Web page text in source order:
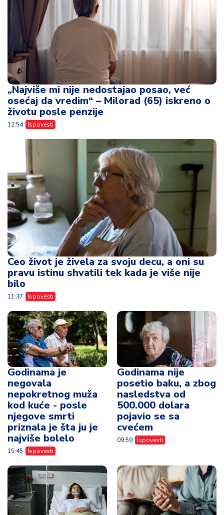
„Najviše mi nije nedostajao posao, već
osećaj da vredim“ – Milorad (65) iskreno o
životu posle penzije
12:54 Ispovesti
Ceo život je živela za svoju decu, a oni su
pravu istinu shvatili tek kada je više nije
bilo
11:37 Ispovesti
Godinama je
negovala
nepokretnog muža
kod kuće - posle
njegove smrti
priznala je šta ju je
najviše bolelo
15:45 Ispovesti
Godinama nije
posetio baku, a zbog
nasledstva od
500.000 dolara
pojavio se sa
cvećem
09:59 Ispovesti